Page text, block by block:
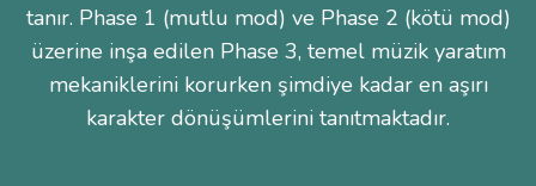
tanır. Phase 1 (mutlu mod) ve Phase 2 (kötü mod)
üzerine inşa edilen Phase 3, temel müzik yaratım
mekaniklerini korurken şimdiye kadar en aşırı
karakter dönüşümlerini tanıtmaktadır.